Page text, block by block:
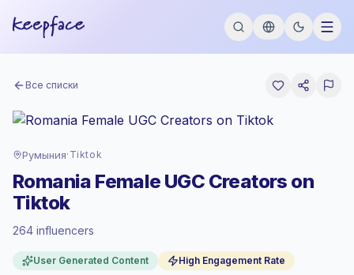
Все списки
Румыния· Tiktok
Romania Female UGC Creators on
Tiktok
264 influencers
User Generated Content High Engagement Rate
установлен по развивающийся рынок
Смешанный охват, большие аудитории